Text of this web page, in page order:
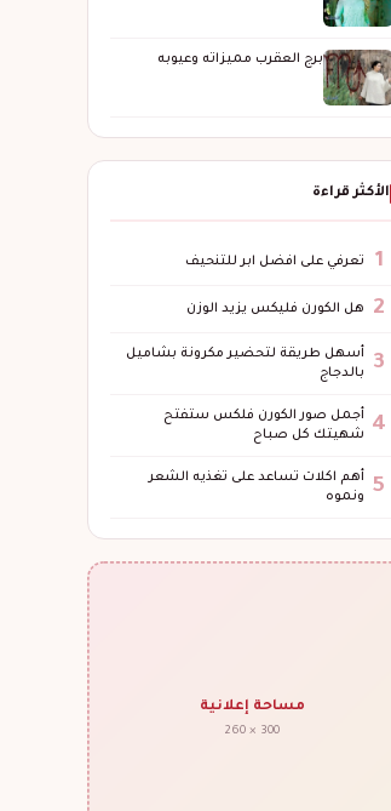
برج العقرب مميزاته وعيوبه
الأكثر قراءة
1 تعرفي على افضل ابر للتنحيف
2 هل الكورن فليكس يزيد الوزن
3
أسهل طريقة لتحضير مكرونة بشاميل
بالدجاج
4
أجمل صور الكورن فلكس ستفتح
شهيتك كل صباح
5
أهم اكلات تساعد على تغذيه الشعر
ونموه
مساحة إعلانية
300 × 260